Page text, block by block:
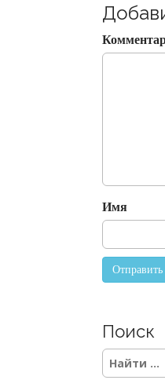
t
n
a
n
Имя
Поиск
S
e